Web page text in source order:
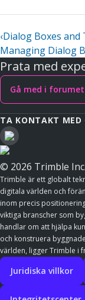
‹Dialog Boxes and
Managing Dialog
Prata med
Gå med i forumet
TA KONTAKT MED
© 2026 Trimble Inc.
Trimble är ett globalt
digitala världen och
inom precis
viktiga branscher som
handlar om att hjälpa
och konstruera
världen, ligger Trimble i
Juridiska villkor